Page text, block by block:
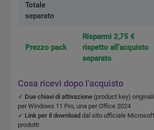
Totale
separato
Prezzo pack
Risparmi 2,75 €
rispetto all'acquisto
separato
Cosa ricevi dopo l'acquisto
✓ Due chiavi di attivazione (product key)
per Windows 11 Pro, una per Office 2024
✓ Link per il download dal sito ufficiale
prodotti